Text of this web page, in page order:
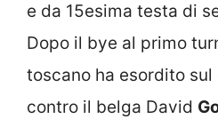
e da 15esima testa di
Dopo il bye al primo
toscano ha esordito
contro il belga David